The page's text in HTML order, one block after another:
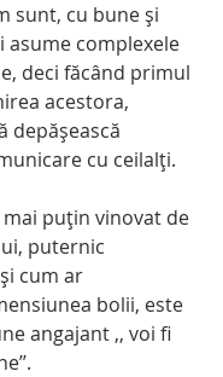
sunt, cu bune şi
asume complexele
deci făcând primul
acestora,
depăşească
cu ceilalţi.
puternic
cum ar
bolii, este
angajant ,, voi fi